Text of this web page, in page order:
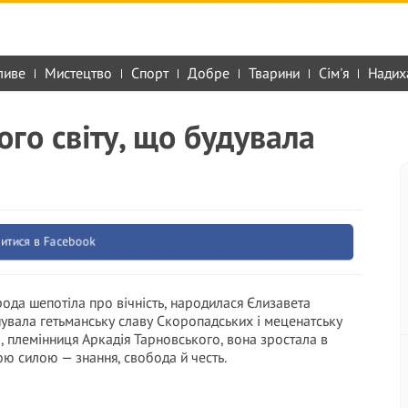
Мистецтво Спорт Добре Тварини Сім'я
світу, що будувала
в Facebook
шепотіла про вічність, народилася Єлизавета
гетьманську славу Скоропадських і меценатську
Аркадія Тарновського, вона зростала в
силою — знання, свобода й честь.